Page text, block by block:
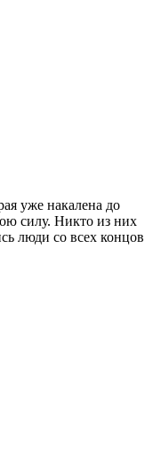
уже накалена до
силу. Никто из них
люди со всех концов